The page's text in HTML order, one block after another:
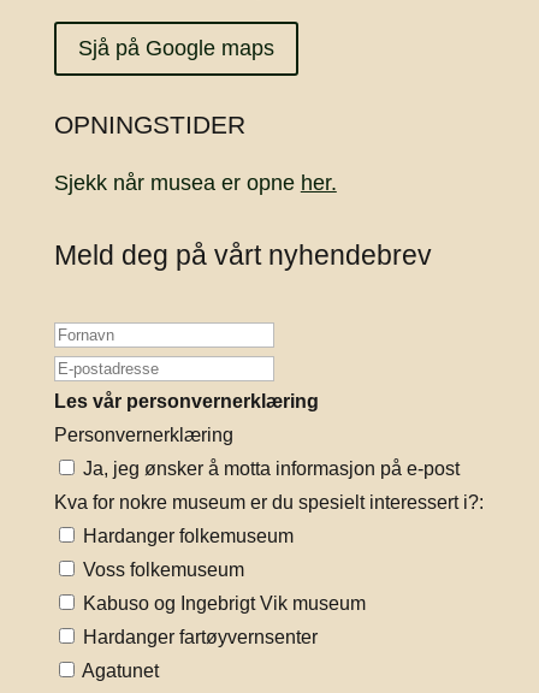
Sjå på Google maps
OPNINGSTIDER
Sjekk når musea er opne her.
Meld deg på vårt nyhendebrev
Les vår personvernerklæring
Personvernerklæring
Ja, jeg ønsker å motta informasjon på e-post
Kva for nokre museum er du spesielt interessert i?:
Hardanger folkemuseum
Voss folkemuseum
Kabuso og Ingebrigt Vik museum
Hardanger fartøyvernsenter
Agatunet